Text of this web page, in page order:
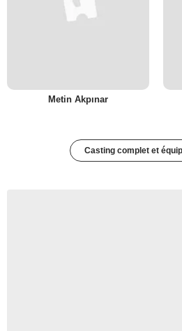
Metin Akpınar
Casting complet et